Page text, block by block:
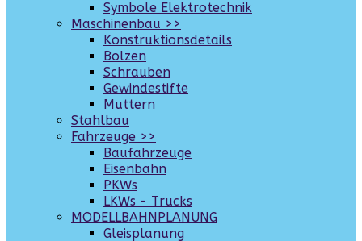
Symbole Elektrotechnik
Maschinenbau >>
Konstruktionsdetails
Bolzen
Schrauben
Gewindestifte
Muttern
Stahlbau
Fahrzeuge >>
Baufahrzeuge
Eisenbahn
PKWs
LKWs - Trucks
MODELLBAHNPLANUNG
Gleisplanung